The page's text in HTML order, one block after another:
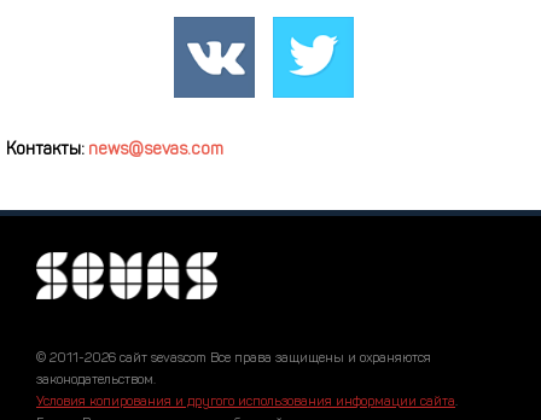
Контакты: news@sevas.com
© 2011-2026 сайт sevascom Все права защищены и охраняются
законодательством.
Условия копирования и другого использования информации сайта.